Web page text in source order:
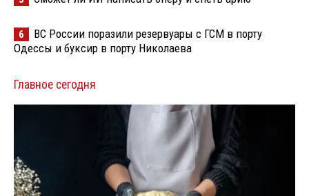
6
ВС России поразили резервуары с ГСМ в порту
Одессы и буксир в порту Николаева
Главное сегодня